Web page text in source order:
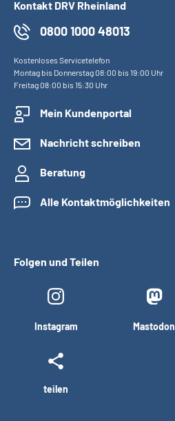
Kontakt DRV Rheinland
0800 1000 48013
Kostenloses Servicetelefon
Montag bis Donnerstag 08:00 bis 19:00 Uhr
Freitag 08:00 bis 15:30 Uhr
Mein Kundenportal
Nachricht schreiben
Beratung
Alle Kontaktmöglichkeiten
Folgen und Teilen
Instagram Mastodon
teilen